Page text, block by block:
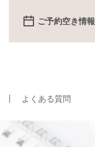
よくある質問
ご予約空き情報